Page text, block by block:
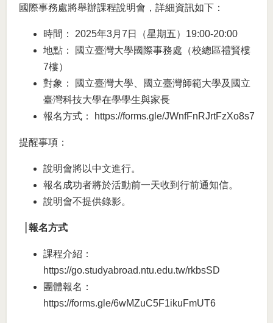
國際事務處將舉辦課程說明會，詳細資訊如下：
時間： 2025年3月7日（星期五）19:00-20:00
地點： 國立臺灣大學國際事務處（校總區禮賢樓
7樓）
對象： 國立臺灣大學、國立臺灣師範大學及國立
臺灣科技大學在學學生與家長
報名方式：
https://forms.gle/JWnfFnRJrtFzXo8s7
提醒事項：
說明會將以中文進行。
報名成功者將於活動前一天收到行前通知信。
說明會不提供錄影。
報名方式
課程介紹：
https://go.studyabroad.ntu.edu.tw/rkbsSD
團體報名：
https://forms.gle/6wMZuC5F1ikuFmUT6